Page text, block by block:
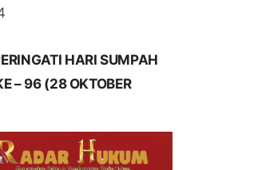
HARI SUMPAH
– 96 (28 OKTOBER